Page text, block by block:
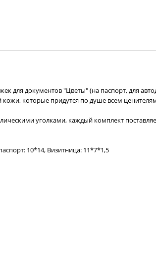
для документов "Цветы" (на паспорт, для
которые придутся по душе всем
уголками, каждый комплект
10*14, Визитница: 11*7*1,5